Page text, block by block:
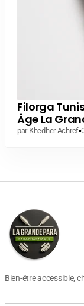
Filorga
Âge La
par Khedher Achref
Bien-être accessible,